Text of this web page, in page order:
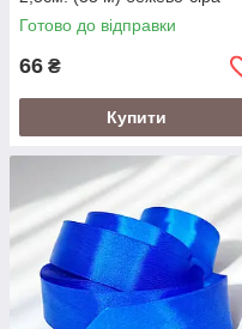
Готово до відправки
66 ₴
Купити